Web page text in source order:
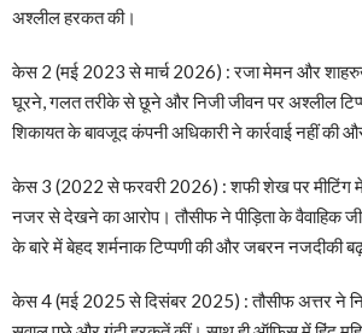
अश्लील हरकत की।
केस 2 (मई 2023 से मार्च 2026) : रजा मेमन और
घूरने, गलत तरीके से छूने और निजी जीवन पर अश्लील
शिकायत के बावजूद कंपनी अधिकारी ने कार्रवाई नहीं की और
केस 3 (2022 से फरवरी 2026) : शफी शेख पर मीटिंग
नजर से देखने का आरोप। तौसीफ ने पीड़िता के वैवाहिक
के बारे में बेहद शर्मनाक टिप्पणी की और जबरन नजदीकी
केस 4 (मई 2025 से दिसंबर 2025) : तौसीफ अत्तर ने